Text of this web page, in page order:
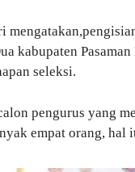
kabupaten
seleksi.
pengurus yang
empat orang,